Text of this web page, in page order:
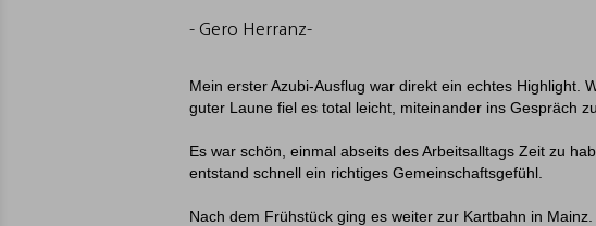
- Gero Herranz-
Mein erster Azubi-Ausflug war direkt ein echtes Highlight.
guter Laune fiel es total leicht, miteinander ins Gespräch
Es war schön, einmal abseits des Arbeitsalltags Zeit zu
entstand schnell ein richtiges Gemeinschaftsgefühl.
Nach dem Frühstück ging es weiter zur Kartbahn in